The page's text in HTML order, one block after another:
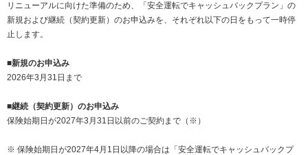
リニューアルに向けた準備のため、「安全運転でキャッシュバックプラン」の
新規および継続（契約更新）のお申込みを、それぞれ以下の日をもって一時停
止します。
■新規のお申込み
2026年3月31日まで
■継続（契約更新）のお申込み
保険始期日が2027年3月31日以前のご契約まで（※）
※ 保険始期日が2027年4月1日以降の場合は「安全運転でキャッシュバックプ